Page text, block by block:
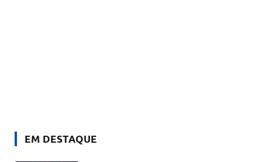
EM DESTAQUE